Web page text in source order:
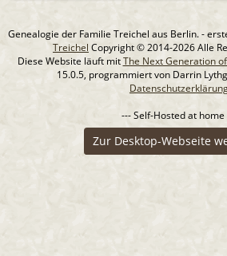
Genealogie der Familie Treichel aus Berlin. -
Treichel Copyright © 2014-2026 Alle
Diese Website läuft mitThe Next Generation
15.0.5, programmiert von Darrin
--- Self-Hosted at home
Zur Desktop-Webseite